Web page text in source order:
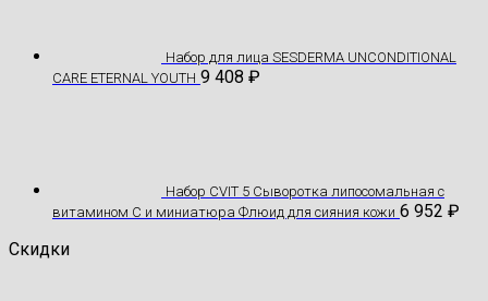
Hабор для лица SESDERMA UNCONDITIONAL
CARE ETERNAL YOUTH 9 408 ₽
Набор CVIT 5 Сыворотка липосомальная с
витамином С и миниатюра Флюид для сияния кожи 6 952 ₽
Скидки